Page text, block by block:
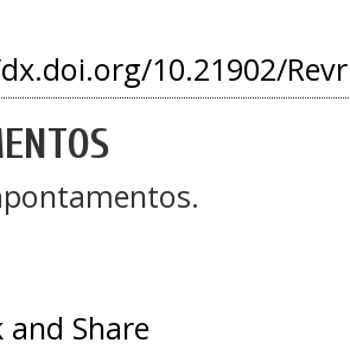
10.21902/